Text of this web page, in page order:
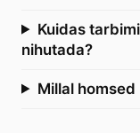
Kuidas
nihutada?
Millal